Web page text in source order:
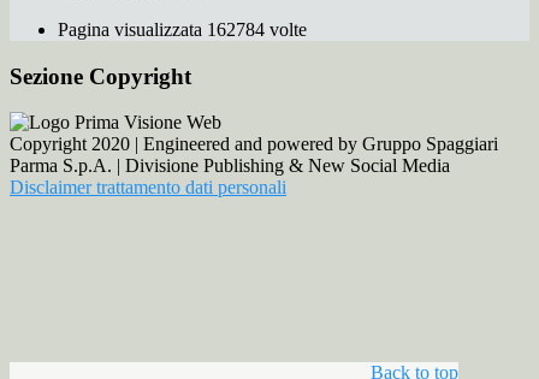
Pagina visualizzata 162784 volte
Sezione Copyright
Copyright 2020 | Engineered and powered by Gruppo Spaggiari
Parma S.p.A. | Divisione Publishing & New Social Media
Disclaimer trattamento dati personali
Back to top